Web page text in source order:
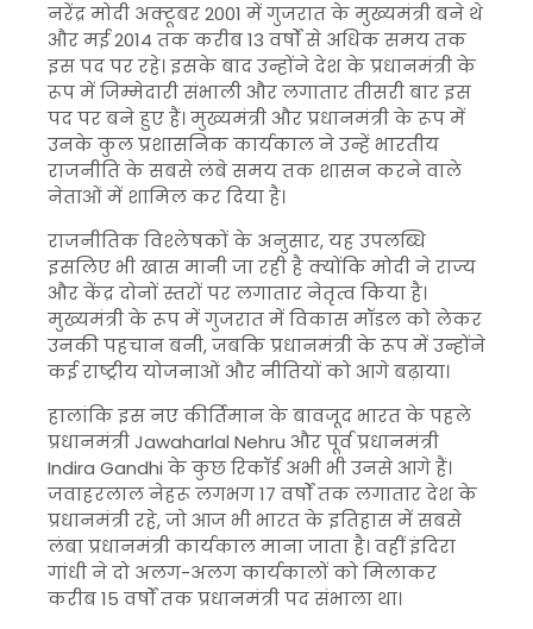
नरेंद्र मोदी अक्टूबर 2001 में गुजरात के मुख्यमंत्री बने थे
और मई 2014 तक करीब 13 वर्षों से अधिक समय तक
इस पद पर रहे। इसके बाद उन्होंने देश के प्रधानमंत्री के
रूप में जिम्मेदारी संभाली और लगातार तीसरी बार इस
पद पर बने हुए हैं। मुख्यमंत्री और प्रधानमंत्री के रूप में
उनके कुल प्रशासनिक कार्यकाल ने उन्हें भारतीय
राजनीति के सबसे लंबे समय तक शासन करने वाले
नेताओं में शामिल कर दिया है।
राजनीतिक विश्लेषकों के अनुसार, यह उपलब्धि
इसलिए भी खास मानी जा रही है क्योंकि मोदी ने राज्य
और केंद्र दोनों स्तरों पर लगातार नेतृत्व किया है।
मुख्यमंत्री के रूप में गुजरात में विकास मॉडल को लेकर
उनकी पहचान बनी, जबकि प्रधानमंत्री के रूप में उन्होंने
कई राष्ट्रीय योजनाओं और नीतियों को आगे बढ़ाया।
हालांकि इस नए कीर्तिमान के बावजूद भारत के पहले
प्रधानमंत्री Jawaharlal Nehru और पूर्व प्रधानमंत्री
Indira Gandhi के कुछ रिकॉर्ड अभी भी उनसे आगे हैं।
जवाहरलाल नेहरू लगभग 17 वर्षों तक लगातार देश के
प्रधानमंत्री रहे, जो आज भी भारत के इतिहास में सबसे
लंबा प्रधानमंत्री कार्यकाल माना जाता है। वहीं इंदिरा
गांधी ने दो अलग-अलग कार्यकालों को मिलाकर
करीब 15 वर्षों तक प्रधानमंत्री पद संभाला था।